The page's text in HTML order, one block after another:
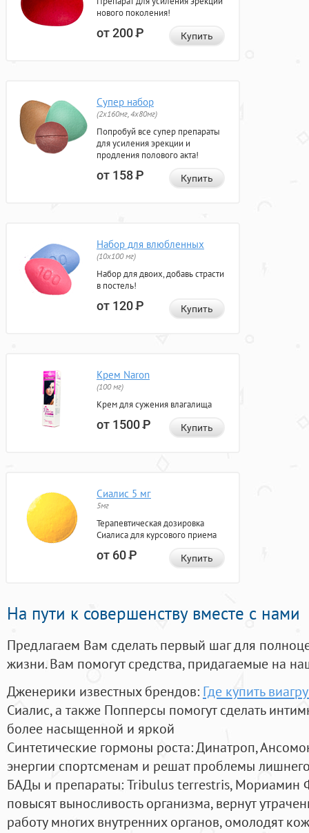
нового поколения!
от 200Р Купить
Супер набор
(2х160мг, 4х80мг)
Попробуй все супер препараты
для усиления эрекции и
продления полового акта!
от 158Р Купить
Набор для влюбленных
(10х100 мг)
Набор для двоих, добавь страсти
в постель!
от 120Р Купить
Крем Naron
(100 мг)
Крем для сужения влагалища
от 1500Р Купить
Сиалис 5 мг
5мг
Терапевтическая дозировка
Сиалиса для курсового приема
от 60Р Купить
На пути к совершенству вместе с нами
Предлагаем Вам сделать первый шаг для
жизни. Вам помогут средства, придагаемые на
Дженерики известных брендов: Где купить
Сиалис, а также Попперсы помогут сделать
более насыщенной и яркой
Синтетические гормоны роста: Динатроп,
энергии спортсменам и решат проблемы
БАДы и препараты:Tribulus terrestris, Мориамин
повысят выносливость организма, вернут
работу многих внутренних органов, омолодят